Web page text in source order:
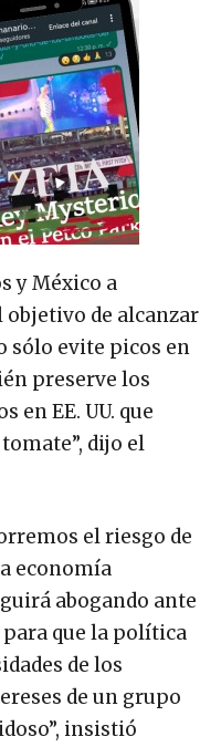
y México a
de alcanzar
sólo evite picos en
preserve los
en EE. UU. que
dijo el
el riesgo de
economía
abogando ante
que la política
de los
de un grupo
insistió